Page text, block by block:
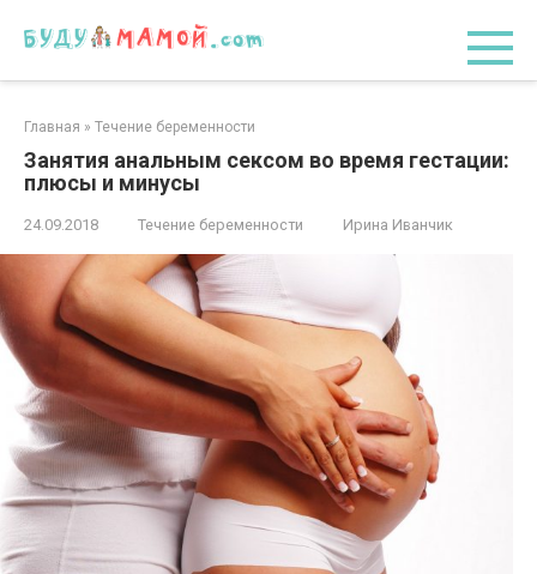
Главная » Течение беременности
Занятия анальным сексом во время гестации:
плюсы и минусы
24.09.2018 Течение беременности Ирина Иванчик